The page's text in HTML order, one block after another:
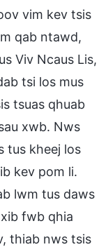
vim kev tsis
qab ntawd,
Viv Ncaus Lis,
tsi los mus
tsuas qhuab
xwb. Nws
tus kheej los
kev pom li.
lwm tus daws
fwb qhia
thiab nws tsis